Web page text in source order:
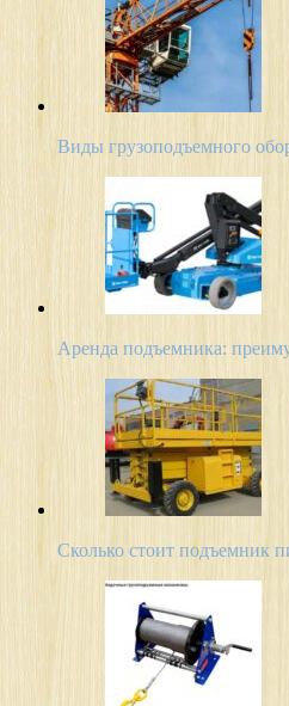
Виды грузоподъемного
Аренда подъемника:
Сколько стоит подъемник